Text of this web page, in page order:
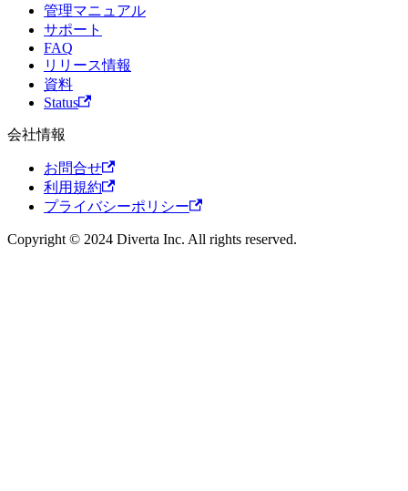
管理マニュアル
サポート
FAQ
リリース情報
資料
Status
会社情報
お問合せ
利用規約
プライバシーポリシー
Copyright © 2024 Diverta Inc. All rights reserved.